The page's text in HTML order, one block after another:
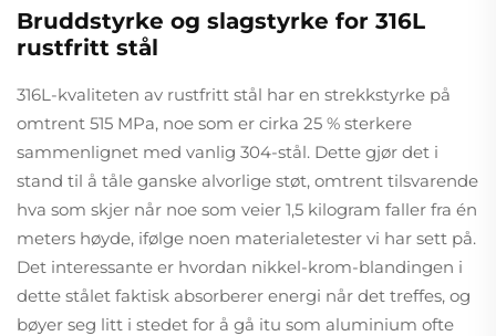
Bruddstyrke og slagstyrke for 316L
rustfritt stål
316L-kvaliteten av rustfritt stål har en strekkstyrke på
omtrent 515 MPa, noe som er cirka 25 % sterkere
sammenlignet med vanlig 304-stål. Dette gjør det i
stand til å tåle ganske alvorlige støt, omtrent tilsvarende
hva som skjer når noe som veier 1,5 kilogram faller fra én
meters høyde, ifølge noen materialetester vi har sett på.
Det interessante er hvordan nikkel-krom-blandingen i
dette stålet faktisk absorberer energi når det treffes, og
bøyer seg litt i stedet for å gå itu som aluminium ofte